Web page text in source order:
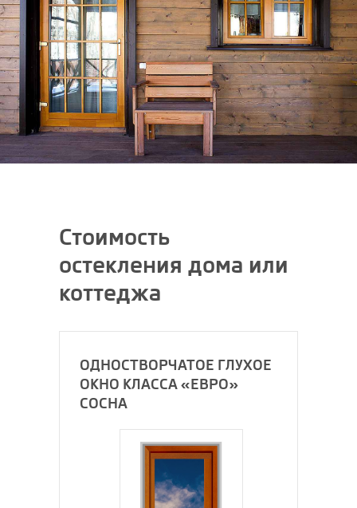
Стоимость
остекления дома или
коттеджа
ОДНОСТВОРЧАТОЕ ГЛУХОЕ
ОКНО КЛАССА «ЕВРО»
СОСНА